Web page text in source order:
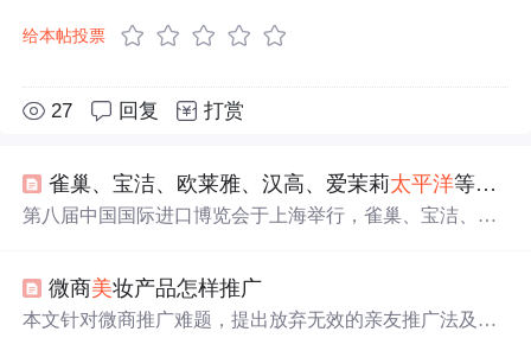
给本帖投票
27 回复 打赏
雀巢、宝洁、欧莱雅、汉高、爱茉莉太平洋等消费品巨头亮相第八届进博会 |
第八届中国国际进口博览会于上海举行，雀巢、宝洁、欧
个性化消费趋势，体现对中国市场的深度布局与长期承
诺。
微商美妆产品怎样推广
本文针对微商推广难题，提出放弃无效的亲友推广法及盲